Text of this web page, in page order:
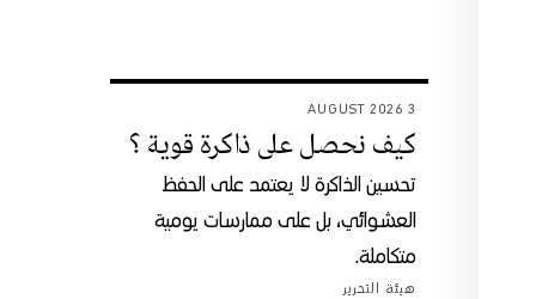
3 AUGUST 2026
كيف نحصل على ذاكرة قوية ؟
تحسين الذاكرة لا يعتمد على الحفظ
العشوائي، بل على ممارسات يومية
متكاملة.
هيئة التحرير